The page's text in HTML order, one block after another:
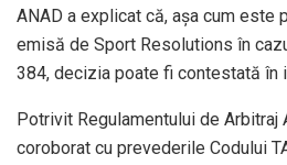
ANAD a explicat că, aşa cum este
emisă de Sport Resolutions în
384, decizia poate fi contestată în
Potrivit Regulamentului de Arbitraj
coroborat cu prevederile Codului